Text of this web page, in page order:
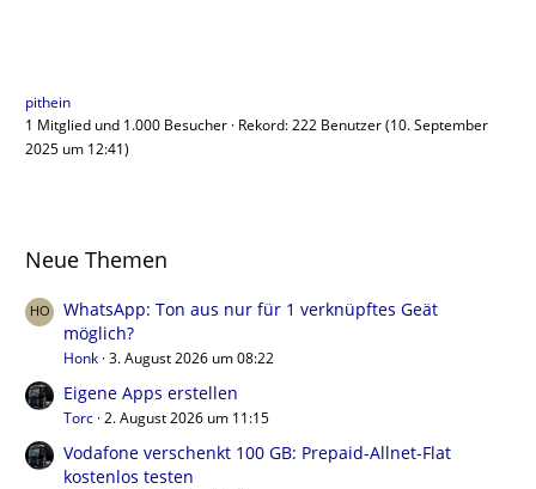
pithein
1 Mitglied und 1.000 Besucher Rekord: 222 Benutzer (10. September
2025 um 12:41)
Neue Themen
WhatsApp: Ton aus nur für 1 verknüpftes Geät
möglich?
Honk 3. August 2026 um 08:22
Eigene Apps erstellen
Torc 2. August 2026 um 11:15
Vodafone verschenkt 100 GB: Prepaid-Allnet-Flat
kostenlos testen